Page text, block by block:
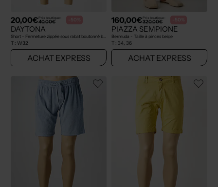
20,00€Prix boutique :
40,00€ -50%
DAYTONA
T : W32
ACHAT EXPRESS
160,00€Prix boutique :
320,00€ -50%
PIAZZA SEMPIONE
Bermuda - Taille à pinces beige
T : 34, 36
ACHAT EXPRESS